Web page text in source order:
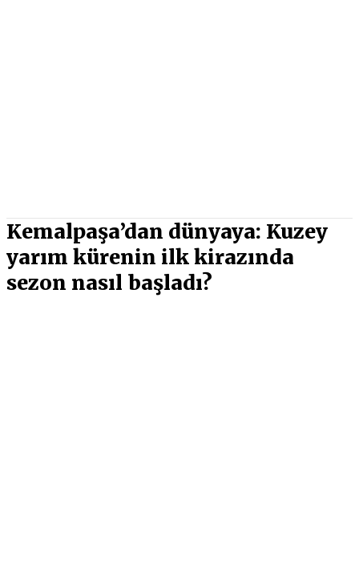
Kemalpaşa’dan dünyaya: Kuzey
yarım kürenin ilk kirazında
sezon nasıl başladı?